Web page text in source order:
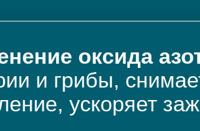
оксида
и грибы,
ускоряет